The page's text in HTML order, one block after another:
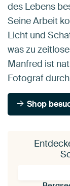
des Lebens
Seine Arbeit
Licht und
was zu
Manfred ist
Fotograf
Shop